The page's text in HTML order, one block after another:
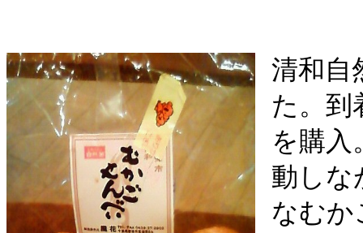
清和自
た。到
を購入
動しな
なむか